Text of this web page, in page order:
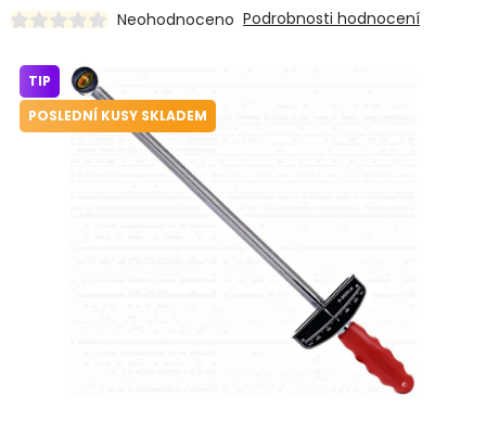
Dílna
Domácnost
Neohodnoceno Podrobnosti hodnocení
TIP
POSLEDNÍ KUSY SKLADEM